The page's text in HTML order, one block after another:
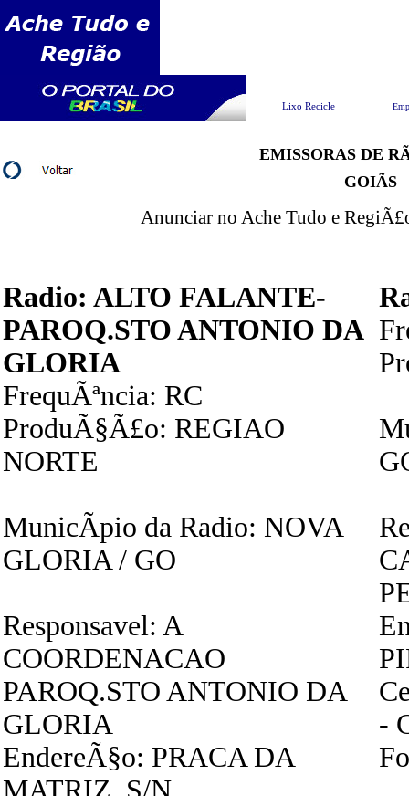
Lixo Recicle
EMISSORAS DE
GOIÃS
Anunciar no Ache Tudo e
Radio: ALTO FALANTE-
PAROQ.STO ANTONIO DA
GLORIA
FrequÃªncia: RC
ProduÃ§Ã£o: REGIAO
NORTE
MunicÃ­pio da Radio: NOVA
GLORIA / GO
Responsavel: A
COORDENACAO
PAROQ.STO ANTONIO DA
GLORIA
EndereÃ§o: PRACA DA
-